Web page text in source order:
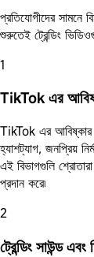
প্রতিযোগীদের সামনে
শুরুতেই ট্রেন্ডিং
1
TikTok এর
TikTok এর আবিষ্কার
হ্যাশট্যাগ, জনপ্রিয়
এই বিভাগগুলি
প্রদান করে৷
2
ট্রেন্ডিং সাউন্ড